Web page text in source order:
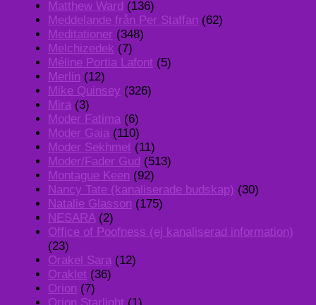
Matthew Ward (136)
Meddelande från Per Staffan (62)
Meditationer (348)
Melchizedek (7)
Méline Portia Lafont (5)
Merlin (12)
Mike Quinsey (326)
Mira (3)
Moder Fatima (6)
Moder Gaia (110)
Moder Sekhmet (11)
Moder/Fader Gud (513)
Montague Keen (92)
Nancy Tate (kanaliserade budskap) (30)
Natalie Glasson (175)
NESARA(2)
Office of Poofness (ej kanaliserad information)
(23)
Orakel Sara (12)
Oraklet (36)
Orion (7)